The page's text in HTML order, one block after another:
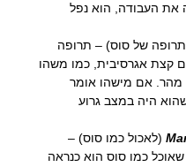
את העבודה, הוא נפל
של סוס) – תרופה
קצת אגרסיבית, כמו משהו
מהר. אם מישהו אומר
היה במצב גרוע
(לאכול כמו סוס) –
כמו סוס הוא כנראה